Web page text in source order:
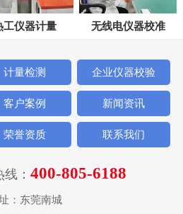
工仪器计量 无线电仪器校准
计量检测 企业仪器校验
客户案例 新闻资讯
荣誉资质 联系我们
： 400-805-6188
：东莞南城